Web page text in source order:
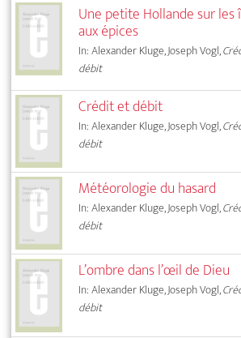
Une petite Hollande sur les
aux épices
In: Alexander Kluge, Joseph Vogl,
débit
Crédit et débit
In: Alexander Kluge, Joseph Vogl,
débit
Météorologie du hasard
In: Alexander Kluge, Joseph Vogl,
débit
L’ombre dans l’œil de Dieu
In: Alexander Kluge, Joseph Vogl,
débit